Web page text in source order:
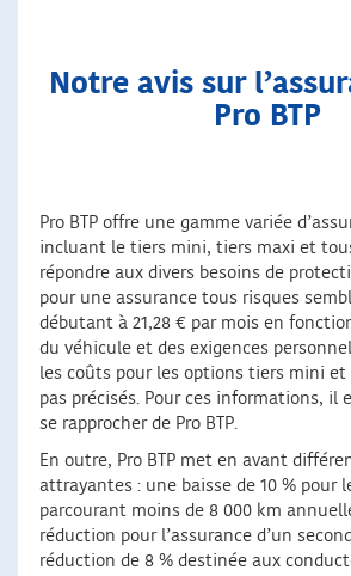
Notre avis sur
Pro BTP
Pro BTP offre une gamme variée
incluant le tiers mini, tiers maxi et
répondre aux divers besoins de
pour une assurance tous risques
débutant à 21,28 € par mois en
du véhicule et des exigences
les coûts pour les options tiers mini
pas précisés. Pour ces informations, il
se rapprocher de Pro BTP.
En outre, Pro BTP met en avant
attrayantes : une baisse de 10 % pour
parcourant moins de 8 000 km
réduction pour l’assurance d’un
réduction de 8 % destinée aux